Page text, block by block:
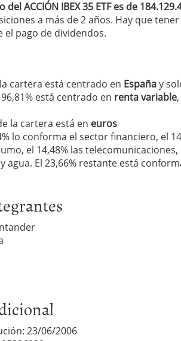
industriales y renta variable
y siguen vivas en 2026
indexado en España: la eterna pregunta
2026 rompe todos los registros: 55.900
ACCIÓN IBEX 35 ETF es de
a más de 2 años. Hay que
pago de dividendos.
la cartera está centrado en Españay
96,81% está centrado en renta variable
la cartera está en euros
lo conforma el sector financiero, el
el 14,48% las telecomunicaciones,
agua. El 23,66% restante está
23/06/2006